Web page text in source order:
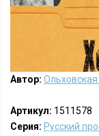
Автор: Ольховская
Артикул: 1511578
Серия: Русский